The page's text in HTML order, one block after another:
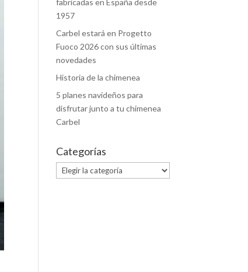
fabricadas en España desde
1957
Carbel estará en Progetto
Fuoco 2026 con sus últimas
novedades
Historia de la chimenea
5 planes navideños para
disfrutar junto a tu chimenea
Carbel
Categorías
Categorías